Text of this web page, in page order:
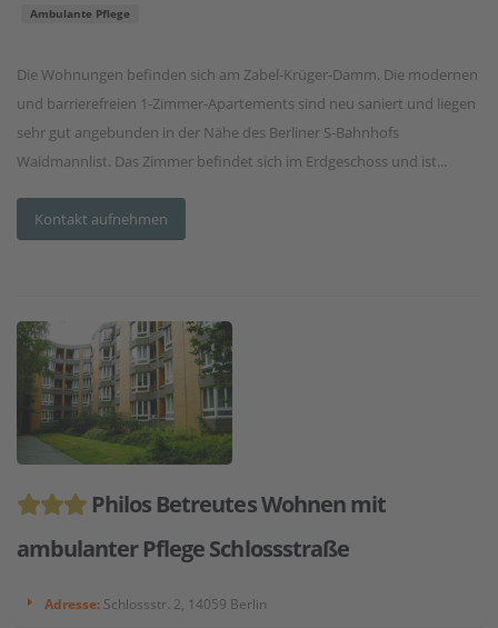
Ambulante Pflege
Die Wohnungen befinden sich am Zabel-Krüger-Damm. Die modernen
und barrierefreien 1-Zimmer-Apartements sind neu saniert und liegen
sehr gut angebunden in der Nähe des Berliner S-Bahnhofs
Waidmannlist. Das Zimmer befindet sich im Erdgeschoss und ist...
Kontakt aufnehmen
Philos Betreutes Wohnen mit
ambulanter Pflege Schlossstraße
Adresse: Schlossstr. 2, 14059 Berlin